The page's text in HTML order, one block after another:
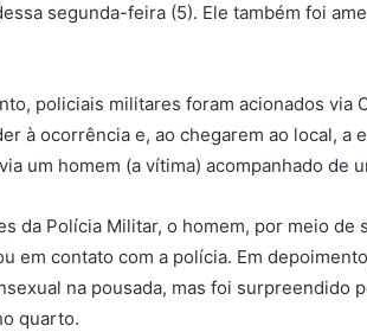
segunda-feira (5). Ele também foi
policiais militares foram acionados via
à ocorrência e, ao chegarem ao local,
um homem (a vítima) acompanhado de
da Polícia Militar, o homem, por meio de
em contato com a polícia. Em
na pousada, mas foi surpreendido
quarto.